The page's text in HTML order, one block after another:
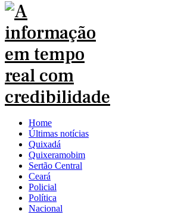
Home
Últimas notícias
Quixadá
Quixeramobim
Sertão Central
Ceará
Policial
Política
Nacional